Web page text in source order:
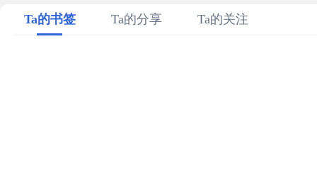
Ta的书签 Ta的分享 Ta的关注